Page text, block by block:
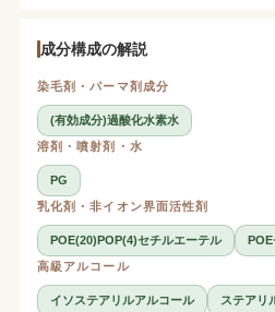
成分構成の解説
染毛剤・パーマ剤成分
(有効成分)過酸化水素水
溶剤・噴射剤・水
PG
乳化剤・非イオン界面活性剤
POE(20)POP(4)セチルエーテル
高級アルコール
イソステアリルアルコール ステアリ